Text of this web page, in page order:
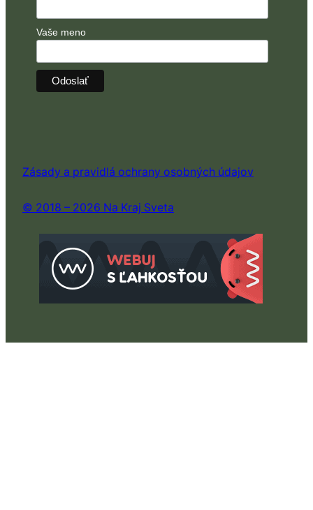
Vaše meno
Zásady a pravidlá ochrany osobných údajov
© 2018 – 2026 Na Kraj Sveta